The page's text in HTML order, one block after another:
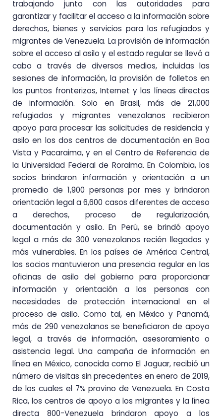
trabajando junto con las autoridades para
garantizar y facilitar el acceso a la información sobre
derechos, bienes y servicios para los refugiados y
migrantes de Venezuela. La provisión de información
sobre el acceso al asilo y el estado regular se llevó a
cabo a través de diversos medios, incluidas las
sesiones de información, la provisión de folletos en
los puntos fronterizos, Internet y las líneas directas
de información. Solo en Brasil, más de 21,000
refugiados y migrantes venezolanos recibieron
apoyo para procesar las solicitudes de residencia y
asilo en los dos centros de documentación en Boa
Vista y Pacaraima, y ​​en el Centro de Referencia de
la Universidad Federal de Roraima. En Colombia, los
socios brindaron información y orientación a un
promedio de 1,900 personas por mes y brindaron
orientación legal a 6,600 casos diferentes de acceso
a derechos, proceso de regularización,
documentación y asilo. En Perú, se brindó apoyo
legal a más de 300 venezolanos recién llegados y
más vulnerables. En los países de América Central,
los socios mantuvieron una presencia regular en las
oficinas de asilo del gobierno para proporcionar
información y orientación a las personas con
necesidades de protección internacional en el
proceso de asilo. Como tal, en México y Panamá,
más de 290 venezolanos se beneficiaron de apoyo
legal, a través de información, asesoramiento o
asistencia legal. Una campaña de información en
línea en México, conocida como El Jaguar, recibió un
número de visitas sin precedentes en enero de 2019,
de los cuales el 7% provino de Venezuela. En Costa
Rica, los centros de apoyo a los migrantes y la línea
directa 800-Venezuela brindaron apoyo a los